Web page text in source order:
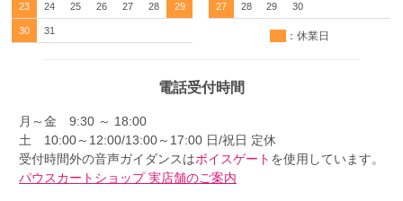
23 24 25 26 27 28 29
30 31
27 28 29 30
：休業日
電話受付時間
月～金 9:30 ～ 18:00
土 10:00～12:00/13:00～17:00 日/祝日 定休
受付時間外の音声ガイダンスはボイスゲート を使用しています。
パウスカートショップ 実店舗のご案内